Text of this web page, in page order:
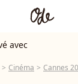
avec
Cinéma Cannes